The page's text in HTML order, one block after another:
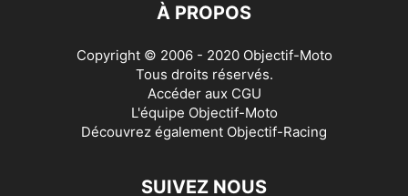
À PROPOS
Copyright © 2006 - 2020 Objectif-Moto
Tous droits réservés.
Accéder aux CGU
L'équipe Objectif-Moto
Découvrez également Objectif-Racing
SUIVEZ NOUS